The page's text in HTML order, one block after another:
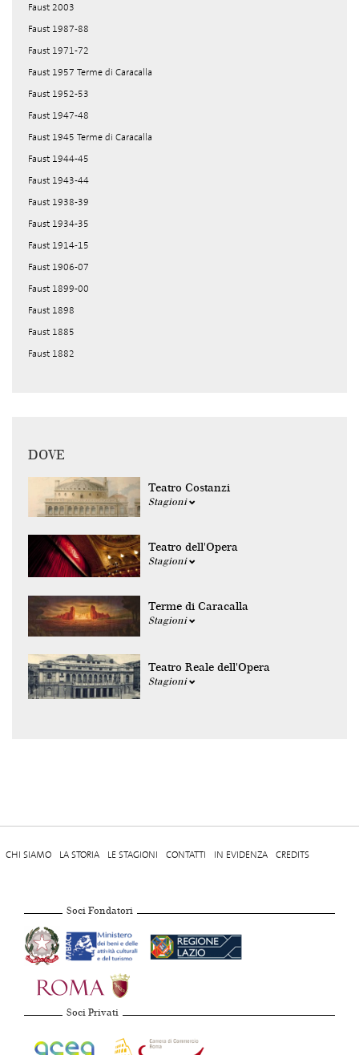
Faust 2003
Faust 1987-88
Faust 1971-72
Faust 1957 Terme di Caracalla
Faust 1952-53
Faust 1947-48
Faust 1945 Terme di Caracalla
Faust 1944-45
Faust 1943-44
Faust 1938-39
Faust 1934-35
Faust 1914-15
Faust 1906-07
Faust 1899-00
Faust 1898
Faust 1885
Faust 1882
DOVE
Teatro Costanzi
Stagioni
Teatro dell'Opera
Stagioni
Terme di Caracalla
Stagioni
Teatro Reale dell'Opera
Stagioni
CHI SIAMO LA STORIA LE STAGIONI CONTATTI IN EVIDENZA CREDITS
Soci Fondatori
Soci Privati